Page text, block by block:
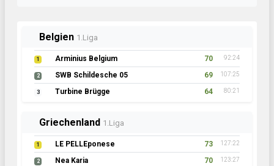
Belgien 1.Liga
1 Arminius Belgium 70 92:24
2 SWB Schildesche 05 69 107:25
3 Turbine Brügge 64 80:21
Griechenland 1.Liga
1 LE PELLEponese 73 127:22
2 Nea Karia 70 123:27